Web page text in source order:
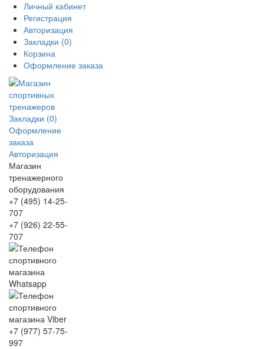
Личный кабинет
Регистрация
Авторизация
Закладки (0)
Корзина
Оформление заказа
Закладки (0)
Оформление
заказа
Авторизация
Магазин
тренажерного
оборудования
+7 (495) 14-25-
707
+7 (926) 22-55-
707
+7 (977) 57-75-
997